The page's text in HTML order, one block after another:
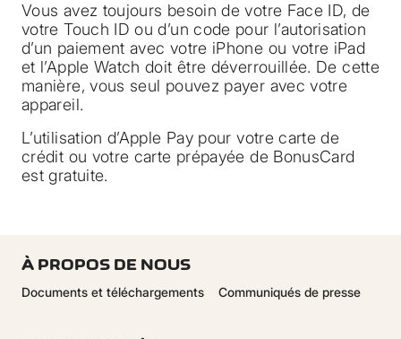
Vous avez toujours besoin de votre Face ID, de
votre Touch ID ou d’un code pour l’autorisation
d’un paiement avec votre iPhone ou votre iPad
et l’Apple Watch doit être déverrouillée. De cette
manière, vous seul pouvez payer avec votre
appareil.
L’utilisation d’Apple Pay pour votre carte de
crédit ou votre carte prépayée de BonusCard
est gratuite.
À PROPOS DE NOUS
Documents et téléchargements Communiqués de presse